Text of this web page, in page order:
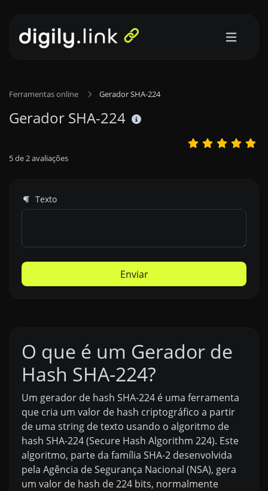
Ferramentas online Gerador SHA-224
Gerador SHA-224
5de2avaliações
Texto
Enviar
O que é um Gerador de
Hash SHA-224?
Um gerador de hash SHA-224 é uma ferramenta
que cria um valor de hash criptográfico a partir
de uma string de texto usando o algoritmo de
hash SHA-224 (Secure Hash Algorithm 224). Este
algoritmo, parte da família SHA-2 desenvolvida
pela Agência de Segurança Nacional (NSA), gera
um valor de hash de 224 bits, normalmente